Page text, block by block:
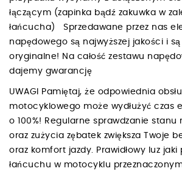
łączącym (zapinka bądź zakuwka w
łańcucha) Sprzedawane przez nas
napędowego są najwyższej jakości i są
oryginalne! Na całość zestawu
dajemy gwarancję
UWAGI Pamiętaj, że odpowiednia
motocyklowego może wydłużyć czas
o 100%! Regularne sprawdzanie stanu
oraz zużycia zębatek zwiększa Twoje
oraz komfort jazdy. Prawidłowy luz
łańcuchu w motocyklu